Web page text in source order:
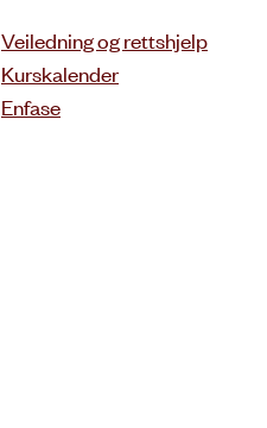
Veiledning og rettshjelp
Kurskalender
Enfase